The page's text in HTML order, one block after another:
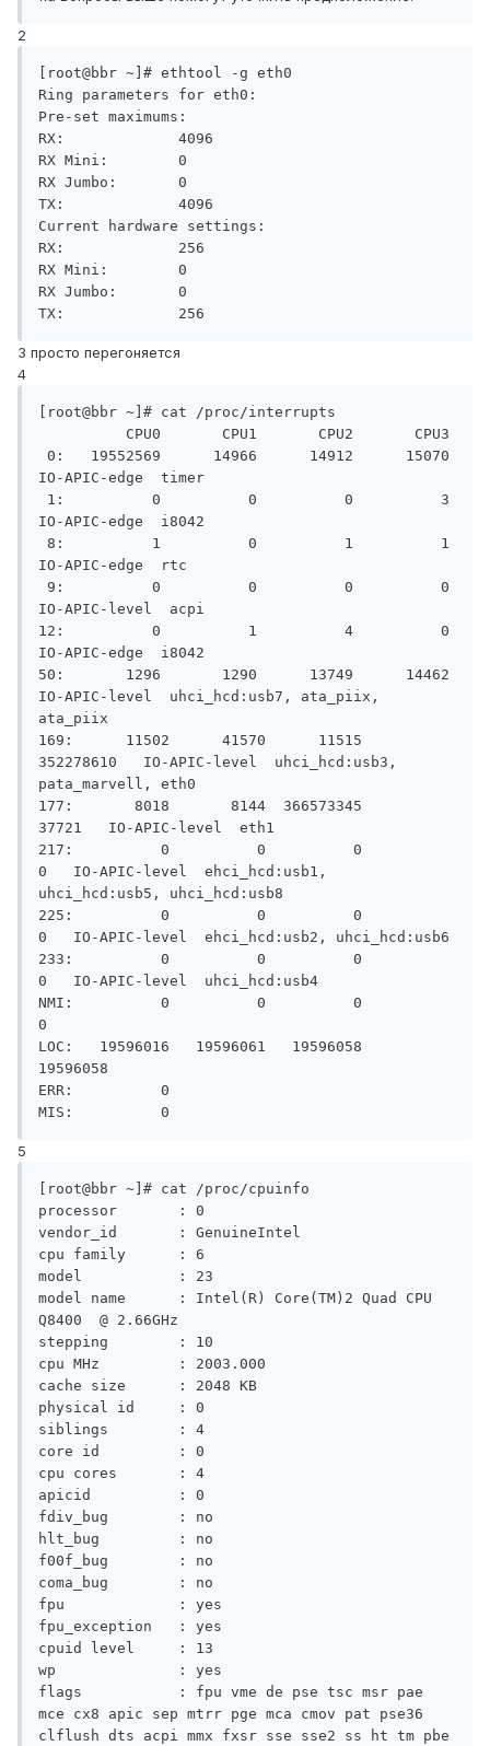
2
[root@bbr ~]# ethtool -g eth0
Ring parameters for eth0:
Pre-set maximums:
RX:             4096
RX Mini:        0
RX Jumbo:       0
TX:             4096
Current hardware settings:
RX:             256
RX Mini:        0
RX Jumbo:       0
TX:             256
3 просто перегоняется
4
[root@bbr ~]# cat /proc/interrupts
IO-APIC-edge  timer
IO-APIC-edge  i8042
IO-APIC-edge  rtc
IO-APIC-level  acpi
12:          0          1          4          0
IO-APIC-edge  i8042
50:       1296       1290      13749      14462
IO-APIC-level  uhci_hcd:usb7, ata_piix,
ata_piix
169:      11502      41570      11515
352278610   IO-APIC-level  uhci_hcd:usb3,
pata_marvell, eth0
177:       8018       8144  366573345
37721   IO-APIC-level  eth1
217:          0          0          0
0   IO-APIC-level  ehci_hcd:usb1,
uhci_hcd:usb5, uhci_hcd:usb8
225:          0          0          0
0   IO-APIC-level  ehci_hcd:usb2, uhci_hcd:usb6
233:          0          0          0
0   IO-APIC-level  uhci_hcd:usb4
NMI:          0          0          0
0
LOC:   19596016   19596061   19596058
19596058
ERR:          0
5
[root@bbr ~]# cat /proc/cpuinfo
processor       : 0
vendor_id       : GenuineIntel
cpu family      : 6
model           : 23
model name      : Intel(R) Core(TM)2 Quad CPU
Q8400  @ 2.66GHz
stepping        : 10
cpu MHz         : 2003.000
cache size      : 2048 KB
physical id     : 0
siblings        : 4
core id         : 0
cpu cores       : 4
apicid          : 0
fdiv_bug        : no
hlt_bug         : no
f00f_bug        : no
coma_bug        : no
fpu             : yes
fpu_exception   : yes
cpuid level     : 13
wp              : yes
flags           : fpu vme de pse tsc msr pae
mce cx8 apic sep mtrr pge mca cmov pat pse36
clflush dts acpi mmx fxsr sse sse2 ss ht tm pbe